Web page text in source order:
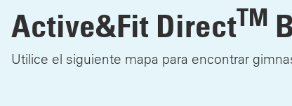
Active&Fit DirectTM
Utilice el siguiente mapa para encontrar